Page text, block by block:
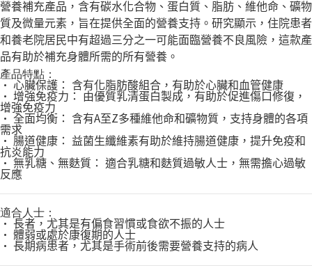
營養補充產品，含有碳水化合物、蛋白質、脂肪、維他命、礦物
質及微量元素，旨在提供全面的營養支持。研究顯示，住院患者
和養老院居民中有超過三分之一可能面臨營養不良風險，這款產
品有助於補充身體所需的所有營養。
產品特點：
•心臟保護： 含有化脂肪酸組合，有助於心臟和血管健康
• 增強免疫力：
由優質乳清蛋白製成，有助於促進傷口修復，
增強免疫力
•全面均衡： 含有A至Z多種維他命和礦物質，支持身體的各項
需求
•腸道健康：
益菌生纖維素有助於維持腸道健康，提升免疫和
抗炎能力
•無乳糖、無麩質：
適合乳糖和麩質過敏人士，無需擔心過敏
反應
適合人士：
• 長者，尤其是有偏食習慣或食欲不振的人士
• 體弱或處於康復期的人士
• 長期病患者，尤其是手術前後需要營養支持的病人